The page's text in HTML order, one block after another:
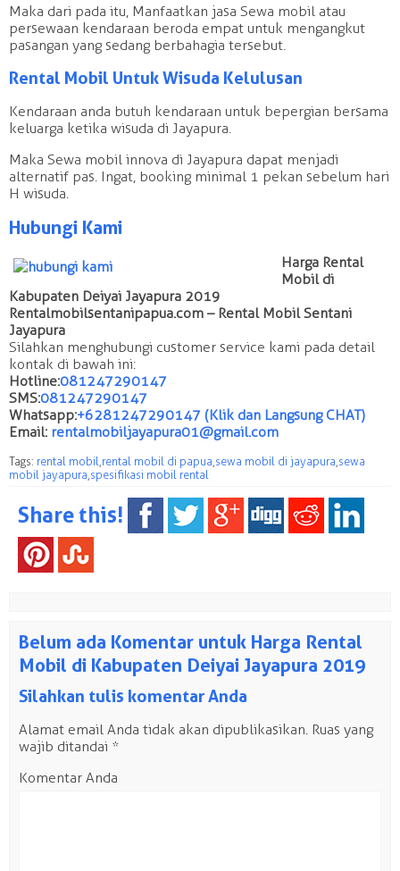
Maka dari pada itu, Manfaatkan jasa Sewa mobil atau
persewaan kendaraan beroda empat untuk mengangkut
pasangan yang sedang berbahagia tersebut.
Rental Mobil Untuk Wisuda Kelulusan
Kendaraan anda butuh kendaraan untuk bepergian bersama
keluarga ketika wisuda di Jayapura.
Maka Sewa mobil innova di Jayapura dapat menjadi
alternatif pas. Ingat, booking minimal 1 pekan sebelum hari
H wisuda.
Hubungi Kami
Harga Rental
Mobil di
Kabupaten Deiyai Jayapura 2019
Rentalmobilsentanipapua.com – Rental Mobil Sentani
Jayapura
Silahkan menghubungi customer service kami pada detail
kontak di bawah ini:
Hotline:081247290147
SMS:081247290147
Whatsapp:+6281247290147 (Klik dan Langsung CHAT)
Email: rentalmobiljayapura01@gmail.com
Tags: rental mobil rental mobil di papua sewa mobil di jayapura sewa
mobil jayapura spesifikasi mobil rental
Share this!
Belum ada Komentar untuk Harga Rental
Mobil di Kabupaten Deiyai Jayapura 2019
Silahkan tulis komentar Anda
Alamat email Anda tidak akan dipublikasikan. Ruas yang
wajib ditandai *
Komentar Anda